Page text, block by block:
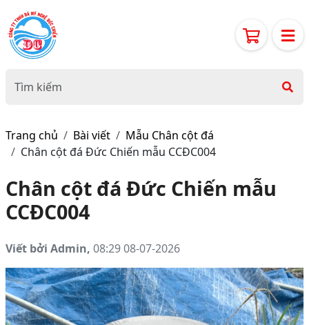
Trang chủ Bài viết
Mẫu Chân cột đá
Chân cột đá Đức Chiến mẫu CCĐC004
Chân cột đá Đức Chiến mẫu
CCĐC004
Viết bởi Admin, 08:29 08-07-2026